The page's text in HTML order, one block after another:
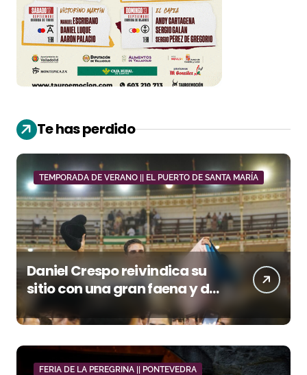
Te has perdido
TEMPORADA DE VERANO || EL PUERTO DE SANTA MARÍA
Daniel Crespo reivindica su
sitio con una gran faena y dos
orejas
FERIA DE LA PEREGRINA || PONTEVEDRA